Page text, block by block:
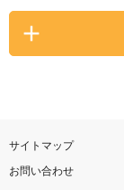
サイトマップ
お問い合わせ